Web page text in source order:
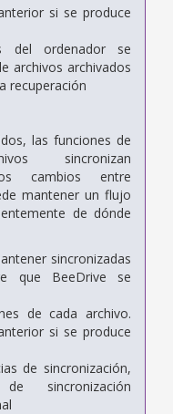
si se produce
del ordenador se
archivos archivados
recuperación
las funciones de
sincronizan
cambios entre
mantener un flujo
de dónde
sincronizadas
que BeeDrive se
de cada archivo.
si se produce
de sincronización,
sincronización